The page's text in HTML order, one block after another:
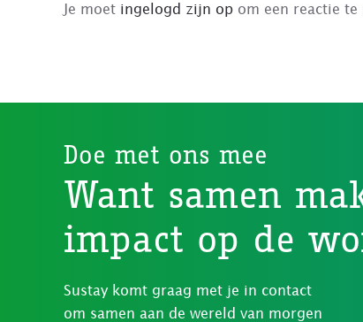
Je moet ingelogd zijn op om een reactie te
Doe met ons mee
Want samen
impact op de
Sustay komt graag met je in contact
om samen aan de wereld van morgen